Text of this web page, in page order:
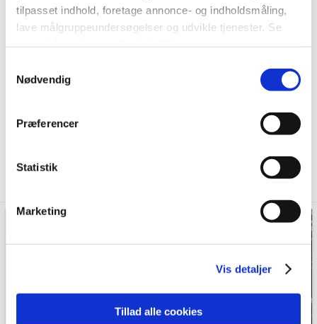
tilpasset indhold, foretage annonce- og indholdsmåling,
lave målgruppeundersøgelser og udvikle tjenester. Se
tilbage eller ændre indstillinger fra vores
"Cookiedeklaration", eller ved at trykke på "Privacy
Indsamle præcise oplysninger om din placering,
Identificere din enhed baseret på en scanning af
dens unikke karakteristika (fingerprinting)
Vi bruger cookies til at tilpasse vores indhold og
Nødvendig
Præferencer
Statistik
Marketing
Vis detaljer
Tillad alle cookies
Roust
Sig
Tistrup
Varde
Erhvervsbyggeri